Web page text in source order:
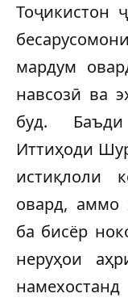
Тоҷикистон
мардум
навсозӣ ва
буд.
Иттиҳоди
истиқлоли
овард, аммо
ба бисёр
неруҳои